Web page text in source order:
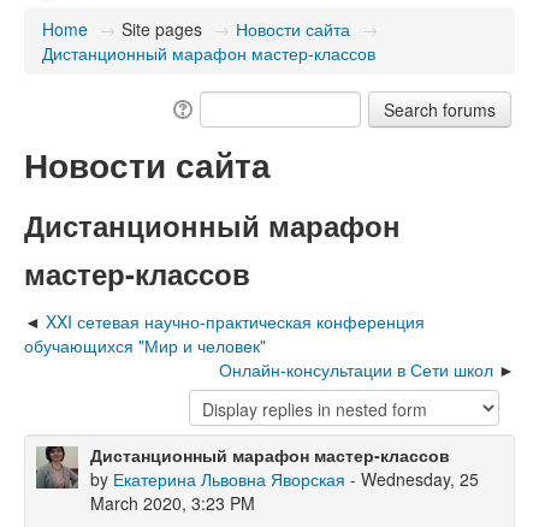
Home → Site pages → Новости сайта →
Дистанционный марафон мастер-классов
Новости сайта
Дистанционный марафон
мастер-классов
XXI сетевая научно-практическая конференция
обучающихся "Мир и человек"
Онлайн-консультации в Сети школ
Дистанционный марафон мастер-классов
by Екатерина Львовна Яворская - Wednesday, 25
March 2020, 3:23 PM